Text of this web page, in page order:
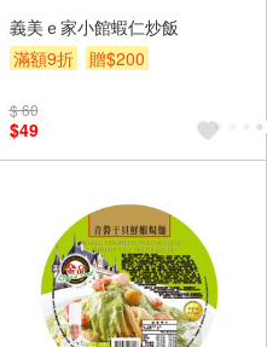
義美ｅ家小館蝦仁炒飯
滿額9折
贈$200
$ 60
$49